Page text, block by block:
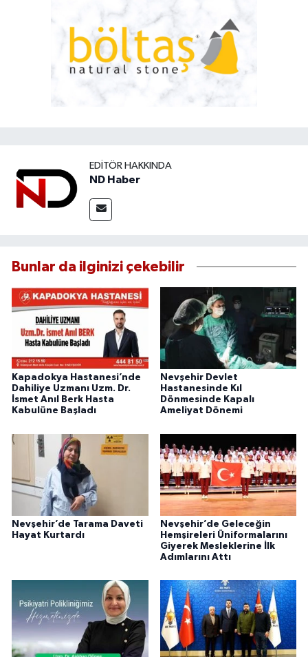
EDITÖR HAKKINDA
ND Haber
Bunlar da ilginizi çekebilir
Kapadokya Hastanesi’nde
Dahiliye Uzmanı Uzm. Dr.
İsmet Anıl Berk Hasta
Kabulüne Başladı
Nevşehir Devlet
Hastanesinde Kıl
Dönmesinde Kapalı
Ameliyat Dönemi
Nevşehir’de Tarama Daveti
Hayat Kurtardı
Nevşehir’de Geleceğin
Hemşireleri Üniformalarını
Giyerek Mesleklerine İlk
Adımlarını Attı